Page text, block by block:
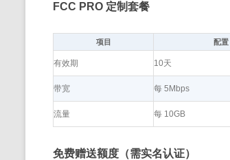
FCC PRO 定制套餐
项目 配置
有效期 10天
带宽 每 5Mbps
流量 每 10GB
免费赠送额度（需实名认证）